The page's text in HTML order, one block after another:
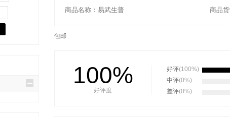
商品名称：易武生普 商品
包邮
100%
好评度
好评(100%)
中评(0%)
差评(0%)